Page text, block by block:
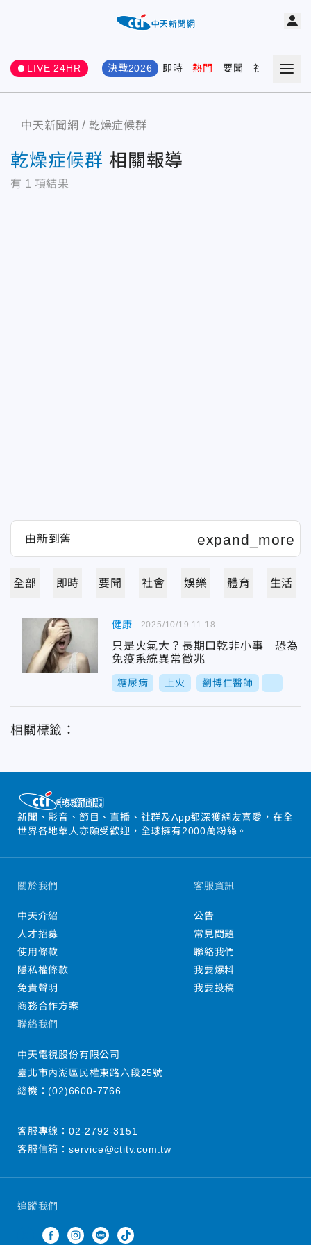
LIVE 24HR 決戰2026 即時 熱門 要聞 社會 娛樂
中天新聞網 乾燥症候群
乾燥症候群 相關報導
有 1 項結果
全部 即時 要聞 社會 娛樂 體育 生活
健康
只是火氣大？長期口乾非小事 恐為
免疫系統異常徵兆
糖尿病 上火 劉博仁醫師
2025/10/19 11:18
相關標籤：
新聞、影音、節目、直播、社群及App都深獲網友喜愛，在全
世界各地華人亦頗受歡迎，全球擁有2000萬粉絲。
追蹤我們
關於我們
中天介紹
人才招募
使用條款
隱私權條款
免責聲明
商務合作方案
客服資訊
公告
常見問題
聯絡我們
我要爆料
我要投稿
聯絡我們
中天電視股份有限公司
臺北市內湖區民權東路六段25號
總機：(02)6600-7766
客服專線： 02-2792-3151
客服信箱： service@ctitv.com.tw